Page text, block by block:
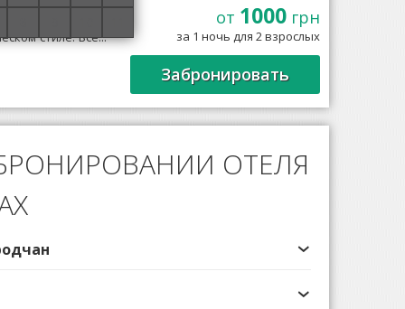
в 10
стиле. Все...
от 1000грн
за 1 ночь для 2 взрослых
Забронировать
ОТЕЛЯ